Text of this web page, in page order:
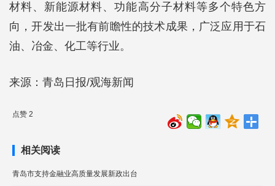
材料、新能源材料、功能高分子材料等多个特色方
向，开发出一批有前瞻性的技术成果，广泛应用于石
油、冶金、化工等行业。
来源：青岛日报/观海新闻
点赞 2
相关阅读
青岛市支持金融业高质量发展新政出台